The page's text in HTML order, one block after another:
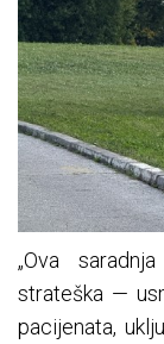
„Ova
strateška —
pacijenata,